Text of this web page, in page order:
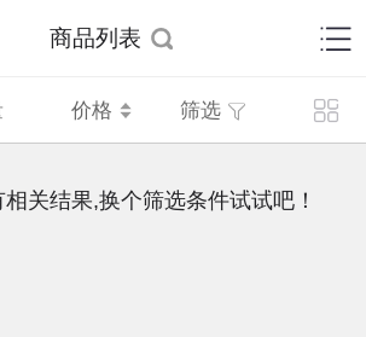
商品列表
价格 筛选
关结果,换个筛选条件试试吧！